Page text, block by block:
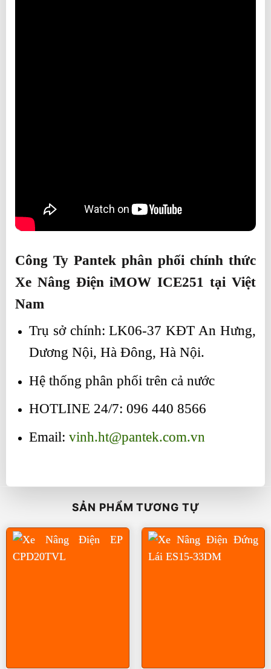
Công Ty Pantek phân phối chính thức
Xe Nâng Điện iMOW ICE251 tại Việt
Nam
Trụ sở chính: LK06-37 KĐT An Hưng,
Dương Nội, Hà Đông, Hà Nội.
Hệ thống phân phối trên cả nước
HOTLINE 24/7: 096 440 8566
Email: vinh.ht@pantek.com.vn
SẢN PHẨM TƯƠNG TỰ